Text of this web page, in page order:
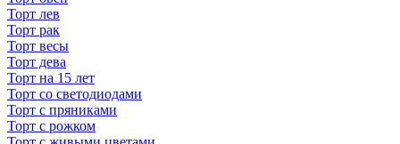
Торт лев
Торт рак
Торт весы
Торт дева
Торт на 15 лет
Торт со светодиодами
Торт с пряниками
Торт с рожком